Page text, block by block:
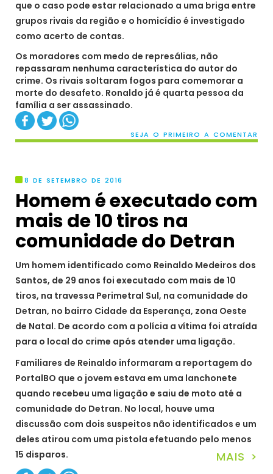
que o caso pode estar relacionado a uma briga entre
grupos rivais da região e o homicídio é investigado
como acerto de contas.
Os moradores com medo de represálias, não
repassaram nenhuma característica do autor do
crime. Os rivais soltaram fogos para comemorar a
morte do desafeto. Ronaldo já é quarta pessoa da
família a ser assassinado.
SEJA O PRIMEIRO A COMENTAR
8 DE SETEMBRO DE 2016
Homem é executado com
mais de 10 tiros na
comunidade do Detran
Um homem identificado como Reinaldo Medeiros dos
Santos, de 29 anos foi executado com mais de 10
tiros, na travessa Perimetral Sul, na comunidade do
Detran, no bairro Cidade da Esperança, zona Oeste
de Natal. De acordo com a polícia a vítima foi atraída
para o local do crime após atender uma ligação.
Familiares de Reinaldo informaram a reportagem do
PortalBO que o jovem estava em uma lanchonete
quando recebeu uma ligação e saiu de moto até a
comunidade do Detran. No local, houve uma
discussão com dois suspeitos não identificados e um
deles atirou com uma pistola efetuando pelo menos
15 disparos.
MAIS >